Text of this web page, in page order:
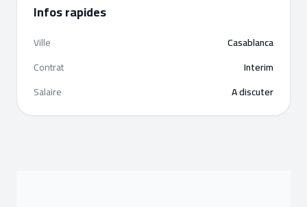
Infos rapides
Ville
Casablanca
Contrat
Interim
Salaire
A discuter